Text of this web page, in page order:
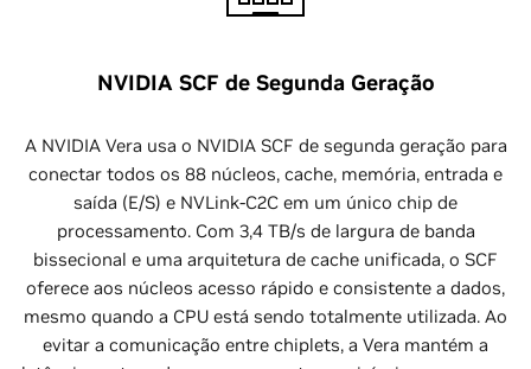
NVIDIA SCF de Segunda Geração
A NVIDIA Vera usa o NVIDIA SCF de segunda geração para
conectar todos os 88 núcleos, cache, memória, entrada e
saída (E/S) e NVLink-C2C em um único chip de
processamento. Com 3,4 TB/s de largura de banda
bissecional e uma arquitetura de cache unificada, o SCF
oferece aos núcleos acesso rápido e consistente a dados,
mesmo quando a CPU está sendo totalmente utilizada. Ao
evitar a comunicação entre chiplets, a Vera mantém a